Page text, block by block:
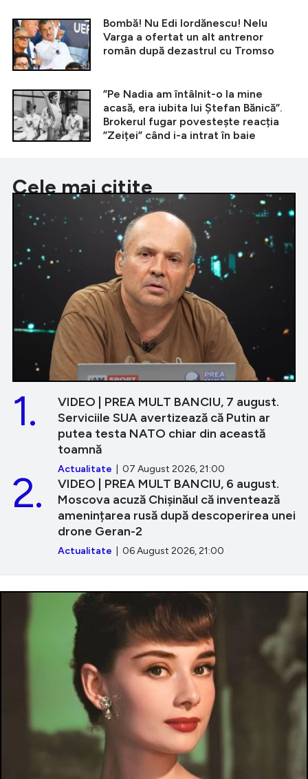
Bombă! Nu Edi Iordănescu! Nelu
Varga a ofertat un alt antrenor
român după dezastrul cu Tromso
”Pe Nadia am întâlnit-o la mine
acasă, era iubita lui Ștefan Bănică”.
Brokerul fugar povestește reacția
”Zeiței” când i-a intrat în baie
Cele mai citite
VIDEO | PREA MULT BANCIU, 7 august.
Serviciile SUA avertizează că Putin ar
putea testa NATO chiar din această
toamnă
Actualitate | 07 August 2026, 21:00
1.
VIDEO | PREA MULT BANCIU, 6 august.
Moscova acuză Chișinăul că inventează
amenințarea rusă după descoperirea unei
drone Geran-2
Actualitate | 06 August 2026, 21:00
2.